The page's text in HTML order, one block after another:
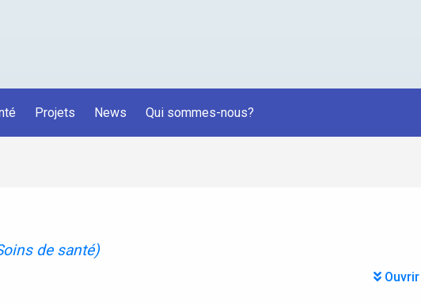
Projets News Qui sommes-nous?
de santé)